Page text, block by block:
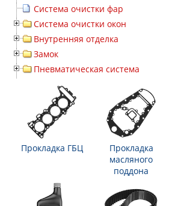
Система очистки фар
Система очистки окон
Внутренняя отделка
Замок
Пневматическая система
Прокладка ГБЦ
Прокладка
масляного
поддона